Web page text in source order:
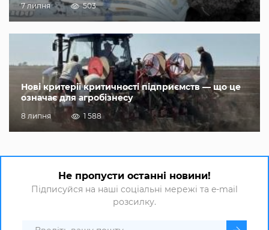
7 липня 503
Нові критерії критичності підприємств — що це
означає для агробізнесу
8 липня 1 588
Не пропусти останні новини!
Підписуйся на наші соціальні мережі та e-mail
розсилку.